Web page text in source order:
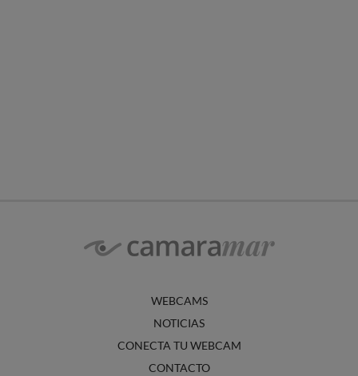
WEBCAMS
NOTICIAS
CONECTA TU WEBCAM
CONTACTO